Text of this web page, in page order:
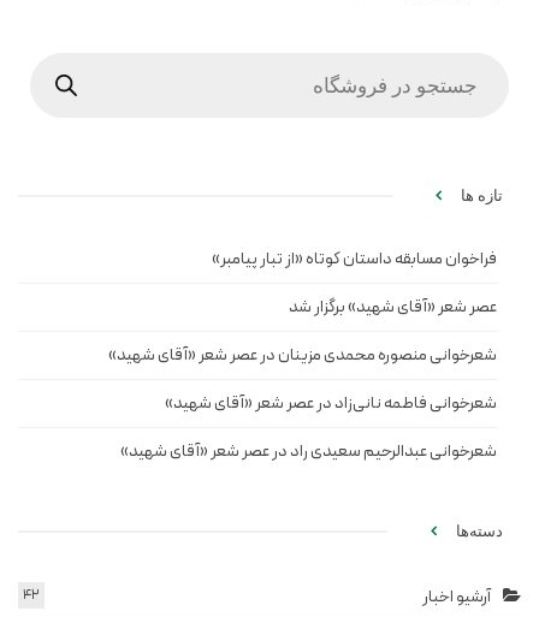
تازه ها
فراخوان مسابقه داستان کوتاه «از تبار پیامبر»
عصر شعر «آقای شهید» برگزار شد
شعرخوانی منصوره محمدی مزینان در عصر شعر «آقای شهید»
شعرخوانی فاطمه نانی‌زاد در عصر شعر «آقای شهید»
شعرخوانی عبدالرحیم سعیدی راد در عصر شعر «آقای شهید»
دسته‌ها
آرشیو اخبار 42